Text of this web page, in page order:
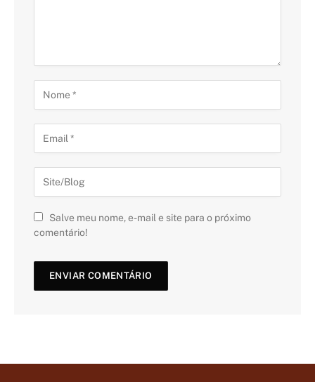
Salve meu nome, e-mail e site para o próximo
comentário!